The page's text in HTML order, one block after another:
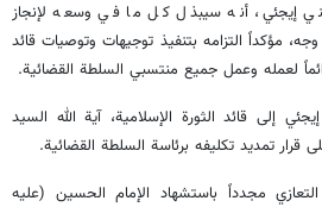
إيجئي، أنه سيبذل كل ما في وسعه لإنجاز
مؤكداً التزامه بتنفيذ توجيهات وتوصيات قائد
لعمله وعمل جميع منتسبي السلطة القضائية.
إلى قائد الثورة الإسلامية، آية الله السيد
قرار تمديد تكليفه برئاسة السلطة القضائية.
مجدداً باستشهاد الإمام الحسين (عليه